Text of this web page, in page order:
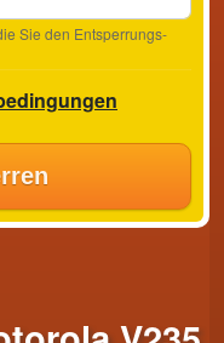
Sie den Entsperrungs-